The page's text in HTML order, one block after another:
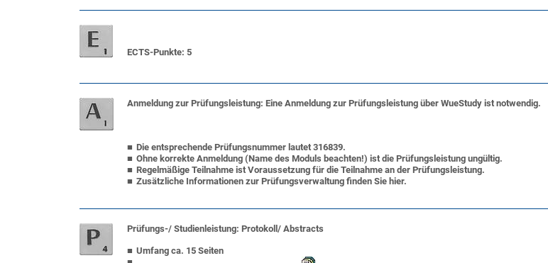
ECTS-Punkte: 5
Anmeldung zur Prüfungsleistung: Eine Anmeldung zur Prüfungsleistung über WueStudy ist notwendig.
Die entsprechende Prüfungsnummer lautet 316839.
Ohne korrekte Anmeldung (Name des Moduls beachten!) ist die Prüfungsleistung ungültig.
Regelmäßige Teilnahme ist Voraussetzung für die Teilnahme an der Prüfungsleistung.
Zusätzliche Informationen zur Prüfungsverwaltung finden Sie hier.
Prüfungs-/ Studienleistung: Protokoll/ Abstracts
Umfang ca. 15 Seiten